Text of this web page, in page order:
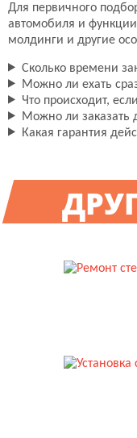
Для первичного
автомобиля и функции
молдинги и другие
Сколько времени
Можно ли ехать
Что происходит,
Можно ли заказать
Какая гарантия